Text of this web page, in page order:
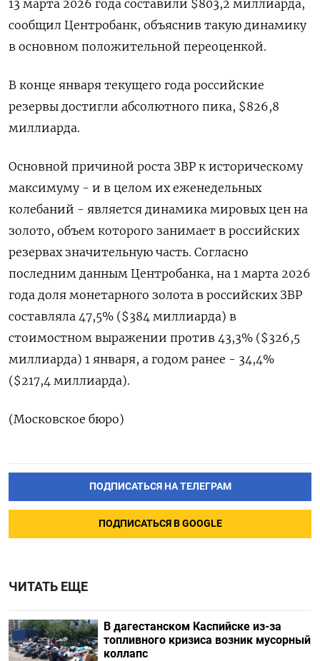
13 ​марта ​2026 ​года составили $803,2 миллиарда,
сообщил ⁠Центробанк, ‌объяснив такую динамику
‌в основном положительной переоценкой.
В конце января ​текущего года ‌российские
резервы достигли абсолютного пика, $826,8 ​
миллиарда.
Основной причиной роста ЗВР ‌к историческому
максимуму - и в целом их еженедельных ​
колебаний - ​является ‌динамика мировых цен на
золото, ​объем которого занимает в российских
резервах значительную часть. Согласно
последним данным Центробанка, на 1 марта 2026
года доля монетарного ​золота ⁠в российских ЗВР
составляла 47,5% ($384 миллиарда) ‌в
стоимостном выражении ‌против 43,3% ($326,5
миллиарда) 1 января, а ​годом ранее - 34,4%
($217,4 ‌миллиарда).
(Московское бюро)
ПОДПИСАТЬСЯ НА ТЕЛЕГРАМ
ПОДПИСАТЬСЯ В GOOGLE
ЧИТАТЬ ЕЩЕ
В дагестанском Каспийске из-за
топливного кризиса возник мусорный
коллапс